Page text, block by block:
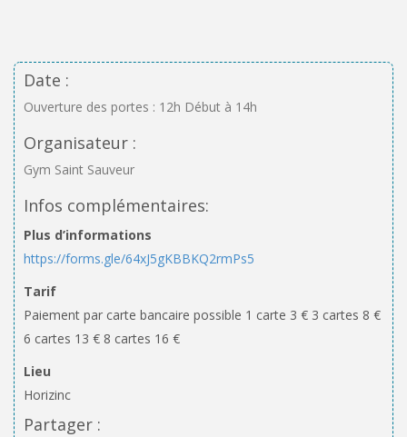
Date :
Ouverture des portes : 12h Début à 14h
Organisateur :
Gym Saint Sauveur
Infos complémentaires:
Plus d’informations
https://forms.gle/64xJ5gKBBKQ2rmPs5
Tarif
Paiement par carte bancaire possible 1 carte 3 € 3 cartes 8 €
6 cartes 13 € 8 cartes 16 €
Lieu
Horizinc
Partager :